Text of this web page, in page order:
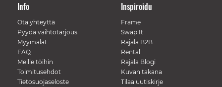
Info
Ota yhteyttä
Pyydä vaihtotarjous
Myymälät
FAQ
Meille töihin
Toimitusehdot
Tietosuojaseloste
Inspiroidu
Frame
Swap It
Rajala B2B
Rental
Rajala Blogi
Kuvan takana
Tilaa uutiskirje